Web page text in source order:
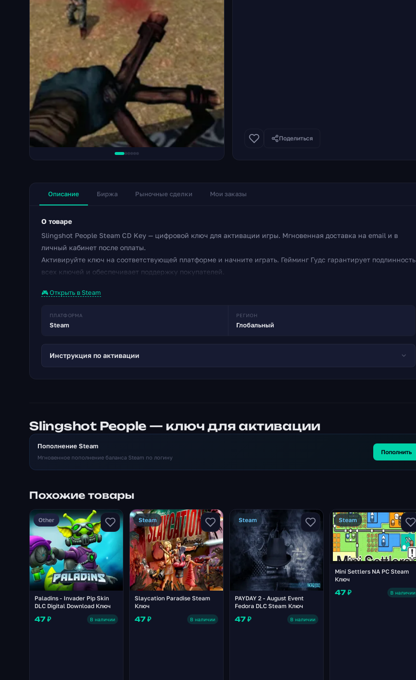
Поделиться
Описание Биржа Рыночные сделки Мои заказы
О товаре
Slingshot People Steam CD Key — цифровой ключ для активации игры. Мгновенная доставка на email и в
личный кабинет после оплаты.
Активируйте ключ на соответствующей платформе и начните играть. Гейминг Гудс гарантирует подлинность
всех ключей и обеспечивает поддержку покупателей.
🎮 Открыть в Steam
ПЛАТФОРМА
Steam
РЕГИОН
Глобальный
Инструкция по активации
Slingshot People — ключ для активации
Пополнение Steam
Мгновенное пополнение баланса Steam по логину
Пополнить
Похожие товары
Other
Paladins - Invader Pip Skin
DLC Digital Download Ключ
47 ₽ В наличии
Steam
Slaycation Paradise Steam
Ключ
47 ₽ В наличии
Steam
PAYDAY 2 - August Event
Fedora DLC Steam Ключ
47 ₽ В наличии
Steam
Mini Settlers NA PC Steam
Ключ
47 ₽ В наличии